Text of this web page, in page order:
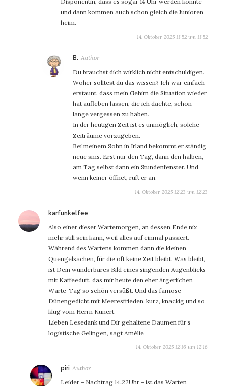
und dann kommen auch schon gleich die Junioren
heim.
14. Oktober 2025 11:52 um 11:52
B. sagt:
Du brauchst dich wirklich nicht entschuldigen.
Woher solltest du das wissen? Ich war einfach
erstaunt, dass mein Gehirn die Situation wieder
hat aufleben lassen, die ich dachte, schon
lange vergessen zu haben.
In der heutigen Zeit ist es unmöglich, solche
Zeiträume vorzugeben.
Bei meinem Sohn in Irland bekommt er ständig
neue sms. Erst nur den Tag, dann den halben,
am Tag selbst dann ein Stundenfenster. Und
wenn keiner öffnet, ruft er an.
14. Oktober 2025 12:23 um 12:23
karfunkelfee
Also einer dieser Wartemorgen, an dessen Ende nix
mehr still sein kann, weil alles auf einmal passiert.
Während des Wartens kommen dann die kleinen
Quengelsachen, für die oft keine Zeit bleibt. Was bleibt,
ist Dein wunderbares Bild eines singenden Augenblicks
mit Kaffeeduft, das mir heute den eher ärgerlichen
Warte-Tag so schön versüßt. Und das famose
Dünengedicht mit Meeresfrieden, kurz, knackig und so
klug vom Herrn Kunert.
Lieben Lesedank und Dir gehaltene Daumen für‘s
logistische Gelingen, sagt Amélie
14. Oktober 2025 12:16 um 12:16
piri sagt:
Leider – Nachtrag 14:22Uhr – ist das Warten